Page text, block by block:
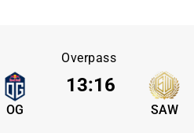
Overpass
OG SAW
13:16